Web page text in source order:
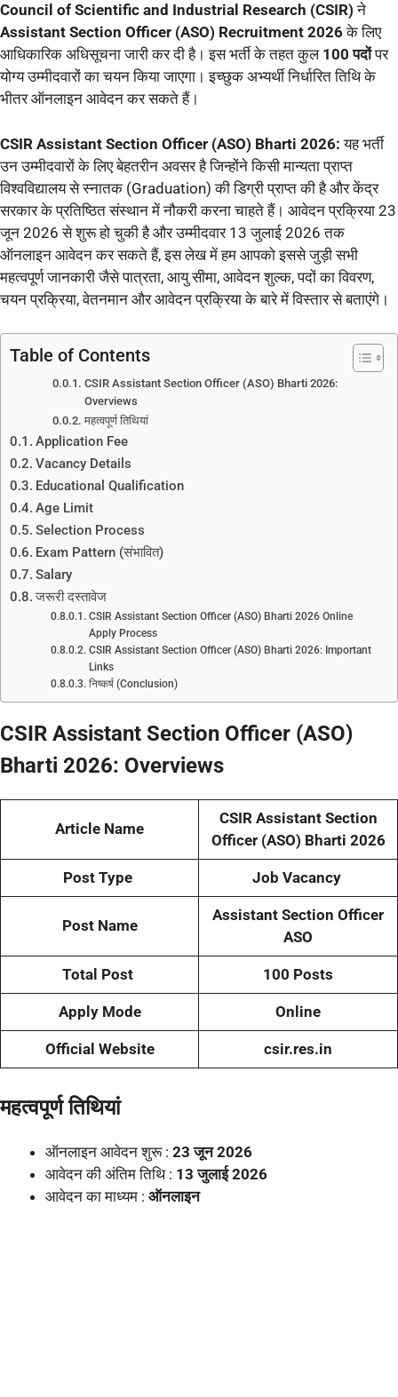
Council of Scientific and Industrial Research (CSIR) ने
Assistant Section Officer (ASO) Recruitment 2026के लिए
आधिकारिक अधिसूचना जारी कर दी है। इस भर्ती के तहत कुल 100 पदोंपर
योग्य उम्मीदवारों का चयन किया जाएगा। इच्छुक अभ्यर्थी निर्धारित तिथि के
भीतर ऑनलाइन आवेदन कर सकते हैं।
CSIR Assistant Section Officer (ASO) Bharti 2026: यह भर्ती
उन उम्मीदवारों के लिए बेहतरीन अवसर है जिन्होंने किसी मान्यता प्राप्त
विश्वविद्यालय से स्नातक (Graduation) की डिग्री प्राप्त की है और केंद्र
सरकार के प्रतिष्ठित संस्थान में नौकरी करना चाहते हैं। आवेदन प्रक्रिया 23
जून 2026 से शुरू हो चुकी है और उम्मीदवार 13 जुलाई 2026 तक
ऑनलाइन आवेदन कर सकते हैं, इस लेख में हम आपको इससे जुड़ी सभी
महत्वपूर्ण जानकारी जैसे पात्रता, आयु सीमा, आवेदन शुल्क, पदों का विवरण,
चयन प्रक्रिया, वेतनमान और आवेदन प्रक्रिया के बारे में विस्तार से बताएंगे।
Table of Contents
CSIR Assistant Section Officer (ASO) Bharti 2026:
Overviews
महत्वपूर्ण तिथियां
Application Fee
Vacancy Details
Educational Qualification
Age Limit
Selection Process
Exam Pattern (संभावित)
Salary
जरूरी दस्तावेज
CSIR Assistant Section Officer (ASO) Bharti 2026 Online
Apply Process
CSIR Assistant Section Officer (ASO) Bharti 2026: Important
Links
निष्कर्ष (Conclusion)
CSIR Assistant Section Officer (ASO)
Bharti 2026: Overviews
Article Name
CSIR Assistant Section
Officer (ASO) Bharti 2026
Post Type Job Vacancy
Post Name
Assistant Section Officer
ASO
Total Post 100 Posts
Apply Mode Online
Official Website csir.res.in
महत्वपूर्ण तिथियां
ऑनलाइन आवेदन शुरू : 23 जून 2026
आवेदन की अंतिम तिथि : 13 जुलाई 2026
आवेदन का माध्यम : ऑनलाइन